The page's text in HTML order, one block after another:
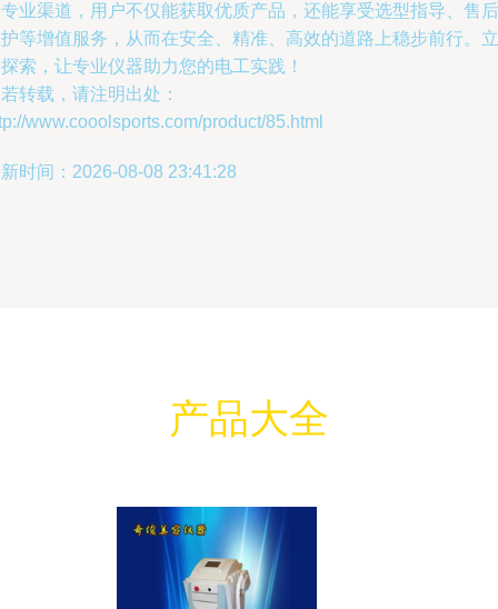
业渠道，用户不仅能获取优质产品，还能享受选型指导、售后
等增值服务，从而在安全、精准、高效的道路上稳步前行。立
索，让专业仪器助力您的电工实践！
转载，请注明出处：
www.cooolsports.com/product/85.html
时间：2026-08-08 23:41:28
产品大全